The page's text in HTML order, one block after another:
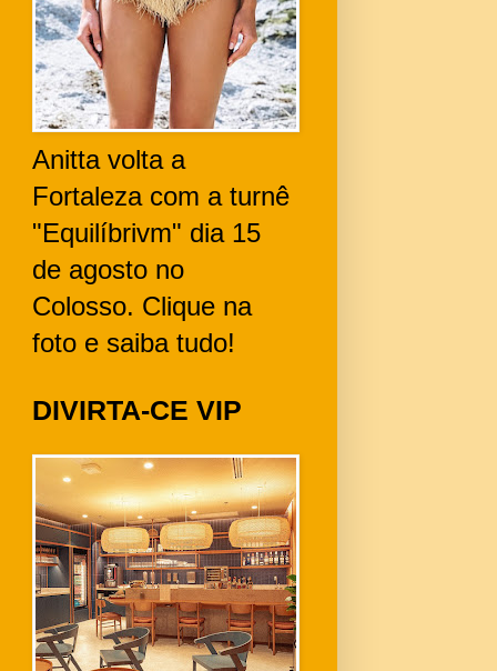
Anitta volta a
Fortaleza com a turnê
"Equilíbrivm" dia 15
de agosto no
Colosso. Clique na
foto e saiba tudo!
DIVIRTA-CE VIP